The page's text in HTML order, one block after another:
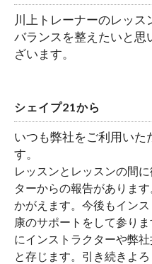
川上トレーナーのレッ
バランスを整えたいと思
ざいます。
シェイプ21から
いつも弊社をご利用いた
す。
レッスンとレッスンの間
ターからの報告がありま
かがえます。今後もイン
康のサポートをして参り
にインストラクターや弊
と存じます。引き続きよ